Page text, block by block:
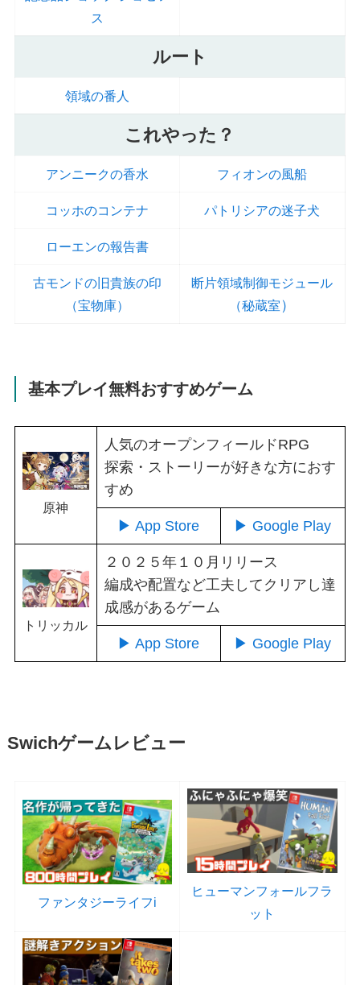
ス
ルート
領域の番人
これやった？
アンニークの香水 フィオンの風船
コッホのコンテナ パトリシアの迷子犬
ローエンの報告書
古モンドの旧貴族の印
（宝物庫）
断片領域制御モジュール
（秘蔵室 ）
基本プレイ無料おすすめゲーム
原神
人気のオープンフィールドRPG
探索・ストーリーが好きな方におす
すめ
▶ App Store ▶ Google Play
トリッカル
２０２５年１０月リリース
編成や配置など工夫してクリアし達
成感があるゲーム
▶ App Store ▶ Google Play
Swichゲームレビュー
ファンタジーライフi
ヒューマンフォールフラ
ット